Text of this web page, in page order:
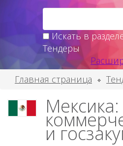
Искать в
Тендеры
Главная страница
и